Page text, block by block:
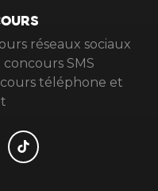
réseaux sociaux
SMS
téléphone et